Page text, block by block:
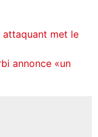
attaquant met le
annonce «un